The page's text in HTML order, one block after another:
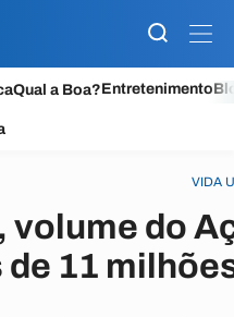
Qual a Boa?Entretenimento
VIDA
volume do
de 11